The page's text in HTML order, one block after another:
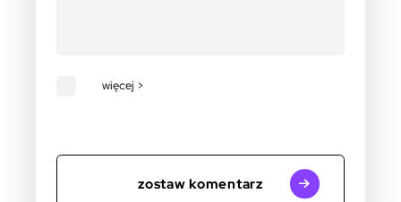
więcej >
zostaw komentarz